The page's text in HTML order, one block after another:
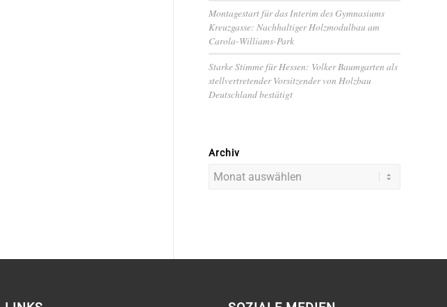
Montagestart für das Interim des Gymnasiums
Kreuzgasse: Nachhaltiger Holzmodulbau am
Carola-Williams-Park
Starke Stimme für Hessen: Volker Baumgarten als
stellvertretender Vorsitzender von Holzbau
Deutschland bestätigt
Archiv